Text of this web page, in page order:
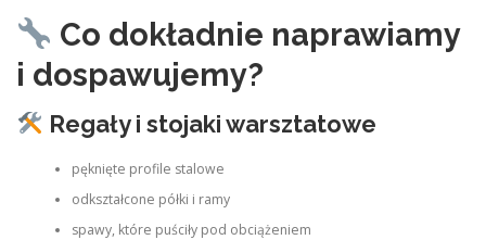
Co dokładnie naprawiamy
i dospawujemy?
Regały i stojaki warsztatowe
pęknięte profile stalowe
odkształcone półki i ramy
spawy, które puściły pod obciążeniem